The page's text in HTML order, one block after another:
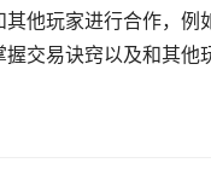
他玩家进行合作，
交易诀窍以及和其他